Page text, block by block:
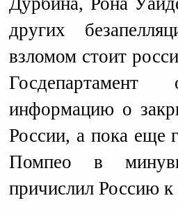
других
взломом стоит
Госдепартамент
информацию о
России, а пока еще
Помпео в
причислил Россию